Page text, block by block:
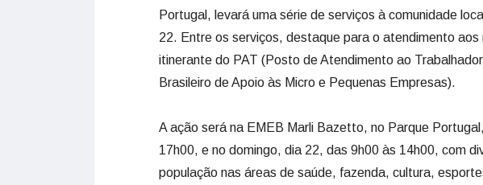
Portugal, levará uma série de serviços à comunidade
22. Entre os serviços, destaque para o atendimento
itinerante do PAT (Posto de Atendimento ao
Brasileiro de Apoio às Micro e Pequenas Empresas).
A ação será na EMEB Marli Bazetto, no Parque
17h00, e no domingo, dia 22, das 9h00 às 14h00, com
população nas áreas de saúde, fazenda, cultura,